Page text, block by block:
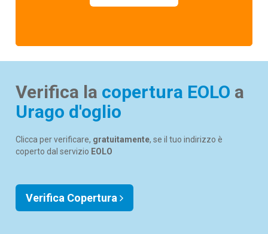
Verifica la copertura EOLO a
Urago d'oglio
Clicca per verificare, gratuitamente, se il tuo indirizzo è
coperto dal servizio EOLO
Verifica Copertura